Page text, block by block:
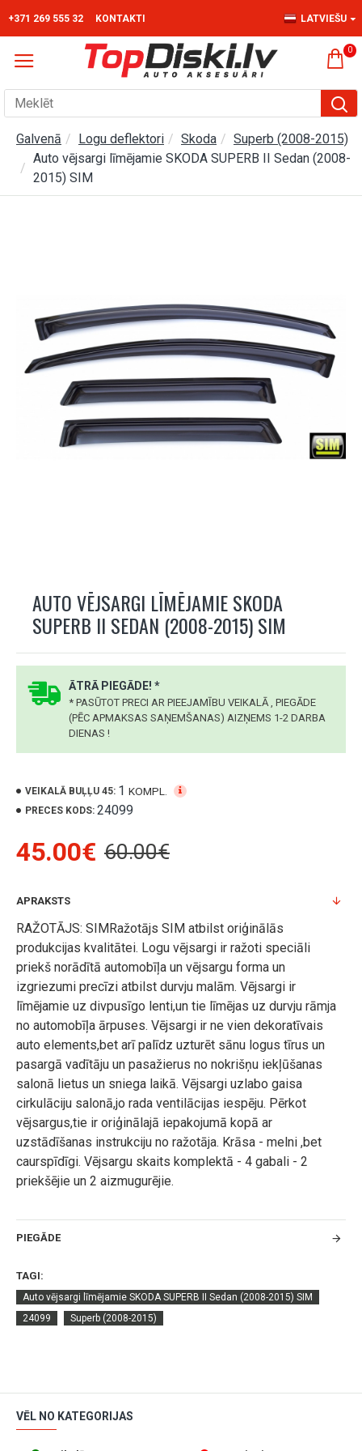
+371 269 555 32 KONTAKTI LATVIEŠU
0
Galvenā Logu deflektori Skoda
Superb (2008-2015)
Auto vējsargi līmējamie SKODA SUPERB II Sedan (2008-
2015) SIM
AUTO VĒJSARGI LĪMĒJAMIE SKODA
SUPERB II SEDAN (2008-2015) SIM
ĀTRĀ PIEGĀDE! *
* PASŪTOT PRECI AR PIEEJAMĪBU VEIKALĀ , PIEGĀDE
(PĒC APMAKSAS SAŅEMŠANAS) AIZŅEMS 1-2 DARBA
DIENAS !
VEIKALĀ BUĻĻU 45: 1 KOMPL.
PRECES KODS: 24099
45.00€ 60.00€
APRAKSTS
RAŽOTĀJS: SIMRažotājs SIM atbilst oriģinālās
produkcijas kvalitātei. Logu vējsargi ir ražoti speciāli
priekš norādītā automobīļa un vējsargu forma un
izgriezumi precīzi atbilst durvju malām. Vējsargi ir
līmējamie uz divpusīgo lenti,un tie līmējas uz durvju rāmja
no automobīļa ārpuses. Vējsargi ir ne vien dekoratīvais
auto elements,bet arī palīdz uzturēt sānu logus tīrus un
pasargā vadītāju un pasažierus no nokrišņu iekļūšanas
salonā lietus un sniega laikā. Vējsargi uzlabo gaisa
cirkulāciju salonā,jo rada ventilācijas iespēju. Pērkot
vējsargus,tie ir oriģinālajā iepakojumā kopā ar
uzstādīšanas instrukciju no ražotāja. Krāsa - melni ,bet
caurspīdīgi. Vējsargu skaits komplektā - 4 gabali - 2
priekšējie un 2 aizmugurējie.
PIEGĀDE
TAGI:
Auto vējsargi līmējamie SKODA SUPERB II Sedan (2008-2015) SIM
24099
Superb (2008-2015)
VĒL NO KATEGORIJAS